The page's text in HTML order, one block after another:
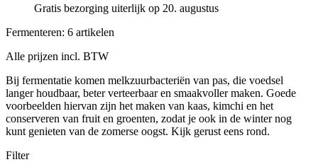
Gratis bezorging uiterlijk op 20. augustus
Fermenteren: 6 artikelen
Alle prijzen incl. BTW
Bij fermentatie komen melkzuurbacteriën van pas, die voedsel
langer houdbaar, beter verteerbaar en smaakvoller maken. Goede
voorbeelden hiervan zijn het maken van kaas, kimchi en het
conserveren van fruit en groenten, zodat je ook in de winter nog
kunt genieten van de zomerse oogst. Kijk gerust eens rond.
Filter